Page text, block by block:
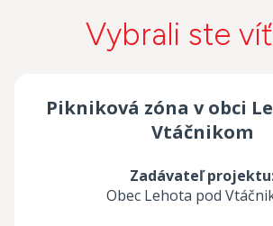
Vybrali ste
Pikniková zóna v obci
Vtáčnikom
Zadávateľ
Obec Lehota pod